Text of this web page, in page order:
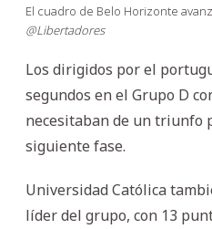
El cuadro de Belo Horizonte
@Libertadores
Los dirigidos por el
segundos en el Grupo D
necesitaban de un triunfo
siguiente fase.
Universidad Católica
líder del grupo, con 13